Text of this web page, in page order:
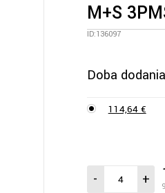
M+S
ID:136097
Doba
114,64 €
- +